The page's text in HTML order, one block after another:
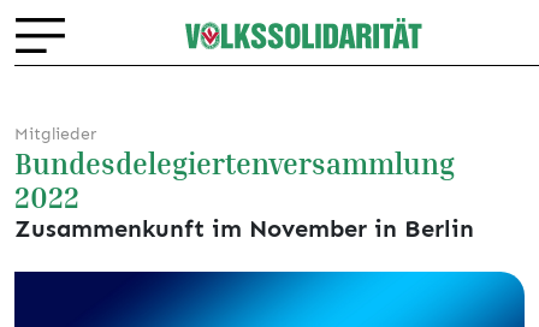
Mitglieder
Bundesdelegiertenversammlung
2022
Zusammenkunft im November in Berlin